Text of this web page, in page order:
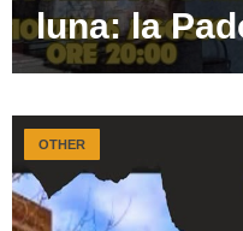
luna: la
OTHER